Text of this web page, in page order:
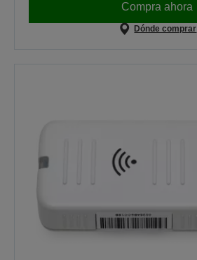
Compra ahora
Dónde comprar